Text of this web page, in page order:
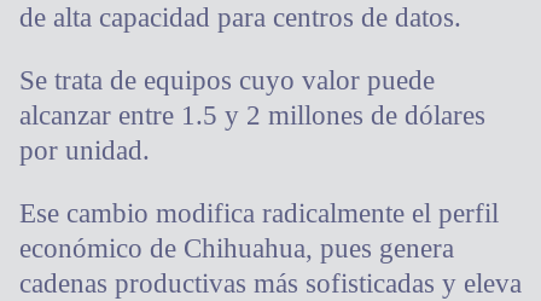
de alta capacidad para centros de datos.
Se trata de equipos cuyo valor puede
alcanzar entre 1.5 y 2 millones de dólares
por unidad.
Ese cambio modifica radicalmente el perfil
económico de Chihuahua, pues genera
cadenas productivas más sofisticadas y eleva